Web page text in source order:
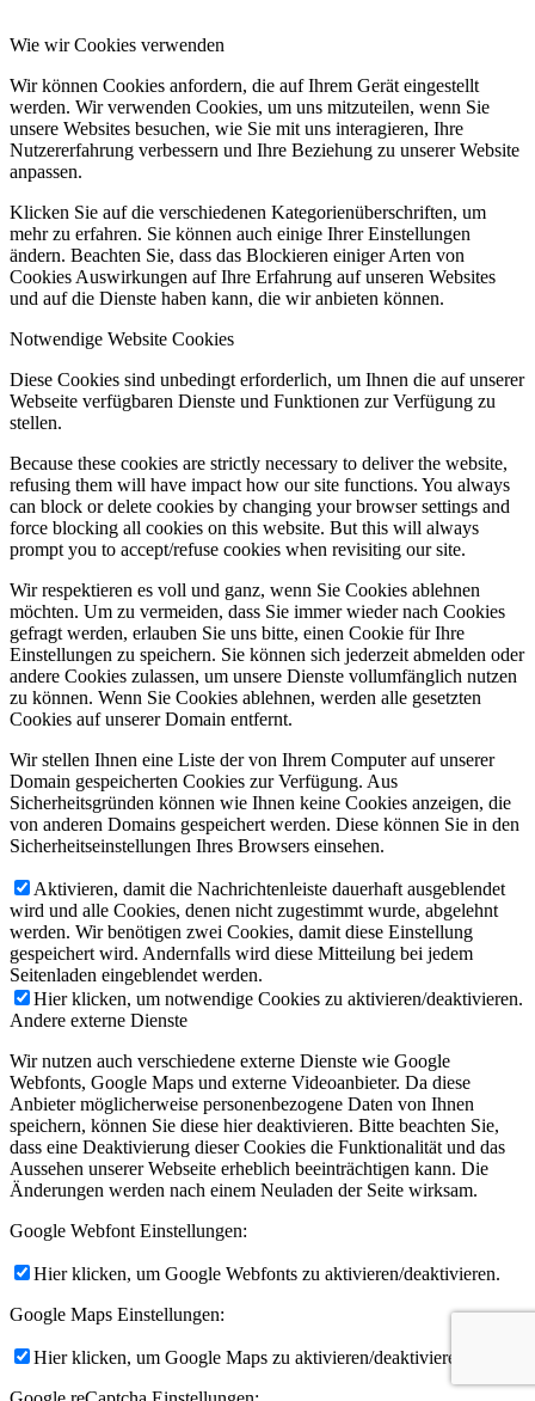
Wie wir Cookies verwenden
Wir können Cookies anfordern, die auf Ihrem Gerät eingestellt
werden. Wir verwenden Cookies, um uns mitzuteilen, wenn Sie
unsere Websites besuchen, wie Sie mit uns interagieren, Ihre
Nutzererfahrung verbessern und Ihre Beziehung zu unserer Website
anpassen.
Klicken Sie auf die verschiedenen Kategorienüberschriften, um
mehr zu erfahren. Sie können auch einige Ihrer Einstellungen
ändern. Beachten Sie, dass das Blockieren einiger Arten von
Cookies Auswirkungen auf Ihre Erfahrung auf unseren Websites
und auf die Dienste haben kann, die wir anbieten können.
Notwendige Website Cookies
Diese Cookies sind unbedingt erforderlich, um Ihnen die auf unserer
Webseite verfügbaren Dienste und Funktionen zur Verfügung zu
stellen.
Because these cookies are strictly necessary to deliver the website,
refusing them will have impact how our site functions. You always
can block or delete cookies by changing your browser settings and
force blocking all cookies on this website. But this will always
prompt you to accept/refuse cookies when revisiting our site.
Wir respektieren es voll und ganz, wenn Sie Cookies ablehnen
möchten. Um zu vermeiden, dass Sie immer wieder nach Cookies
gefragt werden, erlauben Sie uns bitte, einen Cookie für Ihre
Einstellungen zu speichern. Sie können sich jederzeit abmelden oder
andere Cookies zulassen, um unsere Dienste vollumfänglich nutzen
zu können. Wenn Sie Cookies ablehnen, werden alle gesetzten
Cookies auf unserer Domain entfernt.
Wir stellen Ihnen eine Liste der von Ihrem Computer auf unserer
Domain gespeicherten Cookies zur Verfügung. Aus
Sicherheitsgründen können wie Ihnen keine Cookies anzeigen, die
von anderen Domains gespeichert werden. Diese können Sie in den
Sicherheitseinstellungen Ihres Browsers einsehen.
Aktivieren, damit die Nachrichtenleiste dauerhaft ausgeblendet
wird und alle Cookies, denen nicht zugestimmt wurde, abgelehnt
werden. Wir benötigen zwei Cookies, damit diese Einstellung
gespeichert wird. Andernfalls wird diese Mitteilung bei jedem
Seitenladen eingeblendet werden.
Hier klicken, um notwendige Cookies zu aktivieren/deaktivieren.
Andere externe Dienste
Wir nutzen auch verschiedene externe Dienste wie Google
Webfonts, Google Maps und externe Videoanbieter. Da diese
Anbieter möglicherweise personenbezogene Daten von Ihnen
speichern, können Sie diese hier deaktivieren. Bitte beachten Sie,
dass eine Deaktivierung dieser Cookies die Funktionalität und das
Aussehen unserer Webseite erheblich beeinträchtigen kann. Die
Änderungen werden nach einem Neuladen der Seite wirksam.
Google Webfont Einstellungen:
Hier klicken, um Google Webfonts zu aktivieren/deaktivieren.
Google Maps Einstellungen:
Hier klicken, um Google Maps zu aktivieren/deaktivieren.